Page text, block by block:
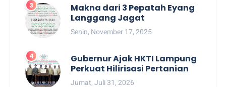
Makna dari 3 Pepatah Eyang
Langgang Jagat
Senin, November 17, 2025
Gubernur Ajak HKTI Lampung
Perkuat Hilirisasi Pertanian
Jumat, Juli 31, 2026